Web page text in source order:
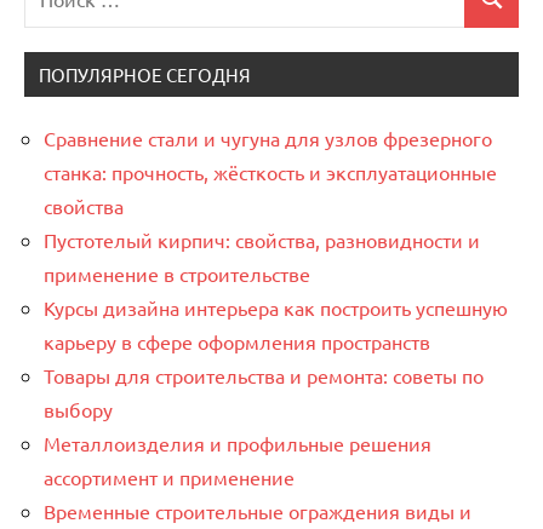
для:
Поиск
ПОПУЛЯРНОЕ СЕГОДНЯ
Сравнение стали и чугуна для узлов фрезерного
станка: прочность, жёсткость и эксплуатационные
свойства
Пустотелый кирпич: свойства, разновидности и
применение в строительстве
Курсы дизайна интерьера как построить успешную
карьеру в сфере оформления пространств
Товары для строительства и ремонта: советы по
выбору
Металлоизделия и профильные решения
ассортимент и применение
Временные строительные ограждения виды и